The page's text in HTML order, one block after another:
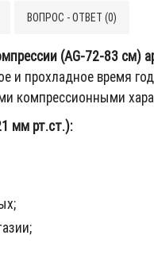
ВОПРОС - ОТВЕТ (0)
(AG-72-83 см)
и прохладное время
компрессионными
мм рт.ст.):